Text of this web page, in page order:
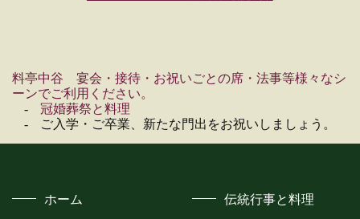
料亭中谷 宴会・接待・お祝いごとの席・法事等様々なシ
ーンでご利用ください。
冠婚葬祭と料理
ご入学・ご卒業、新たな門出をお祝いしましょう。
ホーム 伝統行事と料理